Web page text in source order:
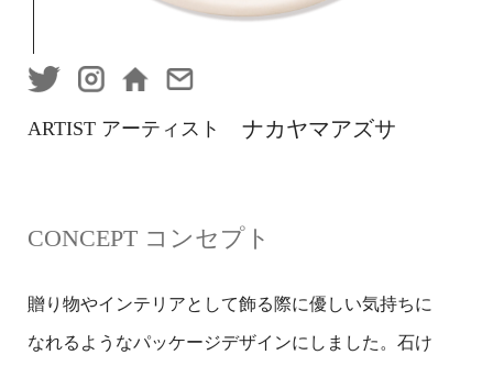
ARTIST アーティスト ナカヤマアズサ
CONCEPT コンセプト
贈り物やインテリアとして飾る際に優しい気持ちに
なれるようなパッケージデザインにしました。石け